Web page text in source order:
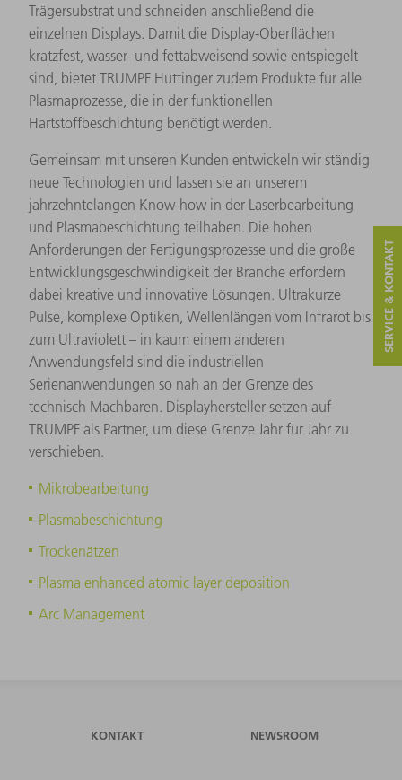
Trägersubstrat und schneiden anschließend die
einzelnen Displays. Damit die Display-Oberflächen
kratzfest, wasser- und fettabweisend sowie entspiegelt
sind, bietet TRUMPF Hüttinger zudem Produkte für alle
Plasmaprozesse, die in der funktionellen
Hartstoffbeschichtung benötigt werden.
Gemeinsam mit unseren Kunden entwickeln wir ständig
neue Technologien und lassen sie an unserem
jahrzehntelangen Know-how in der Laserbearbeitung
und Plasmabeschichtung teilhaben. Die hohen
Anforderungen der Fertigungsprozesse und die große
Entwicklungsgeschwindigkeit der Branche erfordern
dabei kreative und innovative Lösungen. Ultrakurze
Pulse, komplexe Optiken, Wellenlängen vom Infrarot bis
zum Ultraviolett – in kaum einem anderen
Anwendungsfeld sind die industriellen
Serienanwendungen so nah an der Grenze des
technisch Machbaren. Displayhersteller setzen auf
TRUMPF als Partner, um diese Grenze Jahr für Jahr zu
verschieben.
Mikrobearbeitung
Plasmabeschichtung
Trockenätzen
Plasma enhanced atomic layer deposition
Arc Management
SERVICE & KONTAKT
KONTAKT NEWSROOM